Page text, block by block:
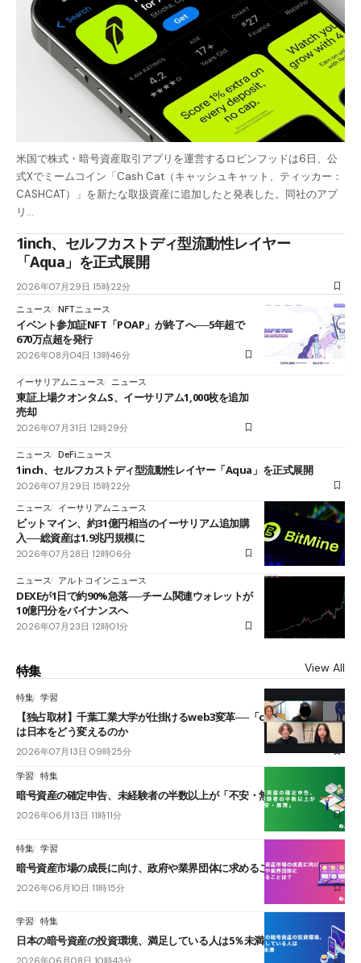
米国で株式・暗号資産取引アプリを運営するロビンフッドは6日、公
式Xでミームコイン「Cash Cat（キャッシュキャット、ティッカー：
CASHCAT）」を新たな取扱資産に追加したと発表した。同社のアプ
リ…
1inch、セルフカストディ型流動性レイヤー
「Aqua」を正式展開
2026年07月29日 15時22分
ニュース NFTニュース
イベント参加証NFT「POAP」が終了へ──5年超で
670万点超を発行
2026年08月04日 13時46分
イーサリアムニュース ニュース
東証上場クオンタムS、イーサリアム1,000枚を追加
売却
2026年07月31日 12時29分
ニュース DeFiニュース
1inch、セルフカストディ型流動性レイヤー「Aqua」を正式展開
2026年07月29日 15時22分
ニュース
イーサリアムニュース
ビットマイン、約31億円相当のイーサリアム追加購
入──総資産は1.9兆円規模に
2026年07月28日 12時06分
ニュース アルトコインニュース
DEXEが1日で約90%急落──チーム関連ウォレットが
10億円分をバイナンスへ
2026年07月23日 12時01分
特集 View All
特集 学習
【独占取材】千葉工業大学が仕掛けるweb3変革──「cJPY」とAIの融合
は日本をどう変えるのか
2026年07月13日 09時25分
学習 特集
暗号資産の確定申告、未経験者の半数以上が「不安・無理」
2026年06月13日 11時11分
特集 学習
暗号資産市場の成長に向け、政府や業界団体に求めることは？
2026年06月10日 11時15分
学習 特集
日本の暗号資産の投資環境、満足している人は5％未満
2026年06月08日 10時43分